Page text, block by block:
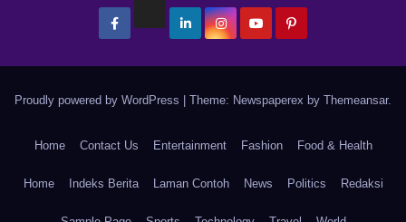
Proudly powered by WordPress Theme: Newspaperex by Themeansar.
Home Contact Us Entertainment Fashion Food & Health
Home Indeks Berita Laman Contoh News Politics Redaksi